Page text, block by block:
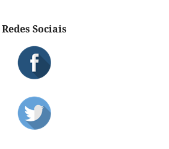
Redes Sociais